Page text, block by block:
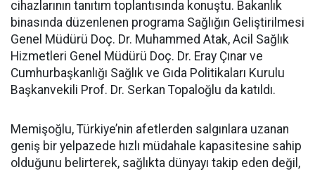
cihazlarının tanıtım toplantısında konuştu. Bakanlık
binasında düzenlenen programa Sağlığın Geliştirilmesi
Genel Müdürü Doç. Dr. Muhammed Atak, Acil Sağlık
Hizmetleri Genel Müdürü Doç. Dr. Eray Çınar ve
Cumhurbaşkanlığı Sağlık ve Gıda Politikaları Kurulu
Başkanvekili Prof. Dr. Serkan Topaloğlu da katıldı.
Memişoğlu, Türkiye’nin afetlerden salgınlara uzanan
geniş bir yelpazede hızlı müdahale kapasitesine sahip
olduğunu belirterek, sağlıkta dünyayı takip eden değil,